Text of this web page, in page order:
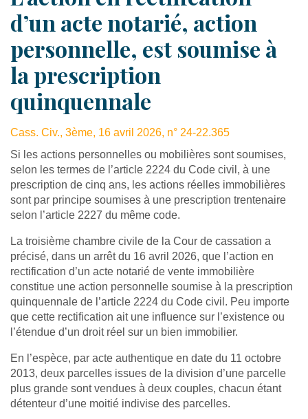
d’un acte notarié, action
personnelle, est soumise à
la prescription
quinquennale
Cass. Civ., 3ème, 16 avril 2026, n° 24-22.365
Si les actions personnelles ou mobilières sont soumises,
selon les termes de l’article 2224 du Code civil, à une
prescription de cinq ans, les actions réelles immobilières
sont par principe soumises à une prescription trentenaire
selon l’article 2227 du même code.
La troisième chambre civile de la Cour de cassation a
précisé, dans un arrêt du 16 avril 2026, que l’action en
rectification d’un acte notarié de vente immobilière
constitue une action personnelle soumise à la prescription
quinquennale de l’article 2224 du Code civil. Peu importe
que cette rectification ait une influence sur l’existence ou
l’étendue d’un droit réel sur un bien immobilier.
En l’espèce, par acte authentique en date du 11 octobre
2013, deux parcelles issues de la division d’une parcelle
plus grande sont vendues à deux couples, chacun étant
détenteur d’une moitié indivise des parcelles.